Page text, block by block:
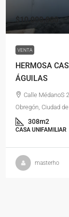
$10,000,000
VENTA
HERMOSA
ÁGUILAS
Calle MédanoS
Obregón, Ciudad
308m2
CASA UNIFAMILIAR
masterho